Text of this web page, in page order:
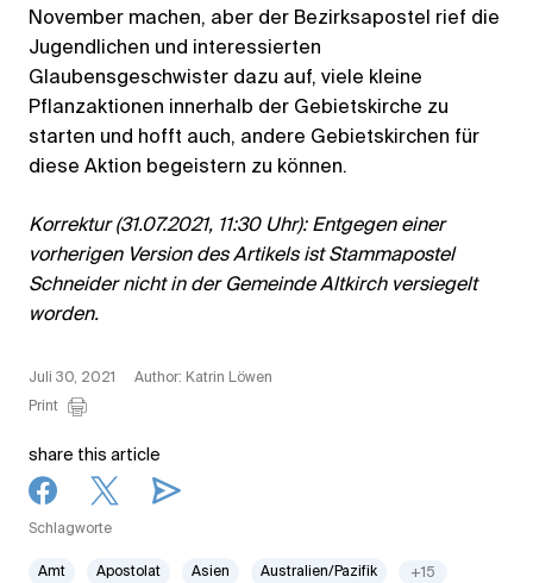
November machen, aber der Bezirksapostel rief die
Jugendlichen und interessierten
Glaubensgeschwister dazu auf, viele kleine
Pflanzaktionen innerhalb der Gebietskirche zu
starten und hofft auch, andere Gebietskirchen für
diese Aktion begeistern zu können.
Korrektur (31.07.2021, 11:30 Uhr): Entgegen einer
vorherigen Version des Artikels ist Stammapostel
Schneider nicht in der Gemeinde Altkirch versiegelt
worden.
Juli 30, 2021
Author: Katrin Löwen
Print
share this article
Schlagworte
Amt Apostolat Asien Australien/Pazifik +15